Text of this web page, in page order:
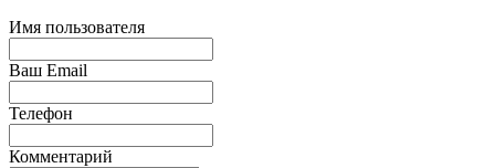
Имя пользователя
Ваш Email
Телефон
Комментарий